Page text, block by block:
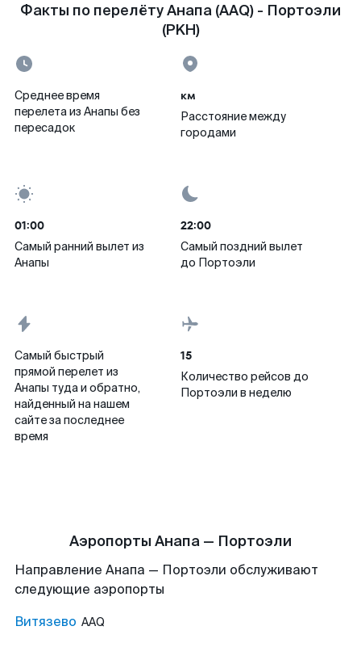
Факты по перелёту Анапа (AAQ) - Портоэли
(PKH)
Среднее время
перелета из Анапы без
пересадок
км
Расстояние между
городами
01:00
Самый ранний вылет из
Анапы
22:00
Самый поздний вылет
до Портоэли
Самый быстрый
прямой перелет из
Анапы туда и обратно,
найденный на нашем
сайте за последнее
время
15
Количество рейсов до
Портоэли в неделю
Аэропорты Анапа — Портоэли
Направление Анапа — Портоэли обслуживают
следующие аэропорты
Витязево AAQ